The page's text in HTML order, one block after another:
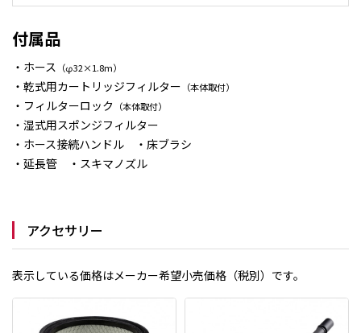
付属品
・ホース （φ32×1.8m）
・乾式用カートリッジフィルター （本体取付）
・フィルターロック （本体取付）
・湿式用スポンジフィルター
・ホース接続ハンドル ・床ブラシ
・延長管 ・スキマノズル
アクセサリー
表示している価格はメーカー希望小売価格（税別）です。